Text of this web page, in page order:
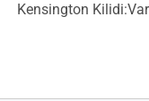
Kensington Kilidi:Var